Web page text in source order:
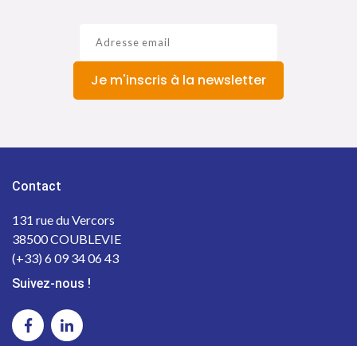
Je m'inscris à la newsletter
Contact
131 rue du Vercors
38500 COUBLEVIE
(+33) 6 09 34 06 43
Suivez-nous !